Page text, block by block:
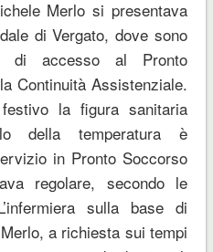
Merlo si presentava
di Vergato, dove sono
di accesso al Pronto
Continuità Assistenziale.
la figura sanitaria
della temperatura è
in Pronto Soccorso
regolare, secondo le
sulla base di
a richiesta sui tempi